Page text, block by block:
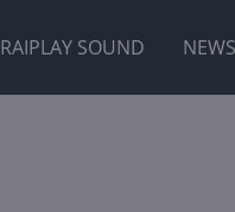
RAIPLAY SOUND NEWS